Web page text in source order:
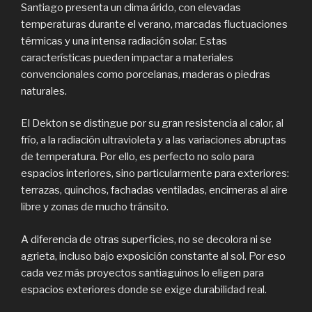
Santiago presenta un clima árido, con elevadas
temperaturas durante el verano, marcadas fluctuaciones
térmicas y una intensa radiación solar. Estas
características pueden impactar a materiales
convencionales como porcelanas, maderas o piedras
naturales.
El Dekton se distingue por su gran resistencia al calor, al
frío, a la radiación ultravioleta y a las variaciones abruptas
de temperatura. Por ello, es perfecto no solo para
espacios interiores, sino particularmente para exteriores:
terrazas, quinchos, fachadas ventiladas, encimeras al aire
libre y zonas de mucho tránsito.
A diferencia de otras superficies, no se decolora ni se
agrieta, incluso bajo exposición constante al sol. Por eso
cada vez más proyectos santiaguinos lo eligen para
espacios exteriores donde se exige durabilidad real.